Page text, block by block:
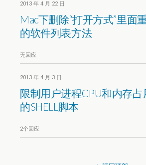
2013 年 4 月 22 日
Mac下删除“打开方式”里面
的软件列表方法
无回应
2013 年 4 月 3 日
限制用户进程CPU和内存占
的SHELL脚本
2个回应